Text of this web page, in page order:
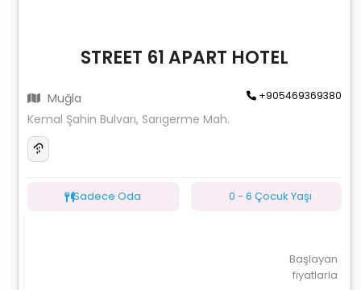
STREET 61 APART HOTEL
Muğla +905469369380
Kemal Şahin Bulvarı, Sarıgerme Mah.
Sadece Oda 0 - 6 Çocuk Yaşı
Başlayan
fiyatlarla